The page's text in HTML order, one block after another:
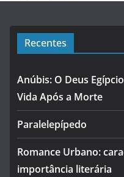
Recentes
Anúbis: O Deus
Vida Após a Morte
Paralelepípedo
Romance Urbano:
importância literária